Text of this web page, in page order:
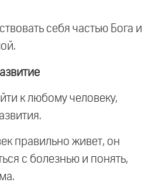
себя частью Бога и
к любому человеку,
правильно живет, он
с болезнью и понять,